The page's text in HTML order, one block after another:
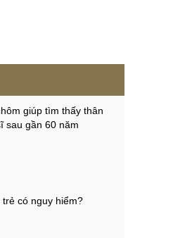
giúp tìm thấy thân
sau gần 60 năm
trẻ có nguy hiểm?